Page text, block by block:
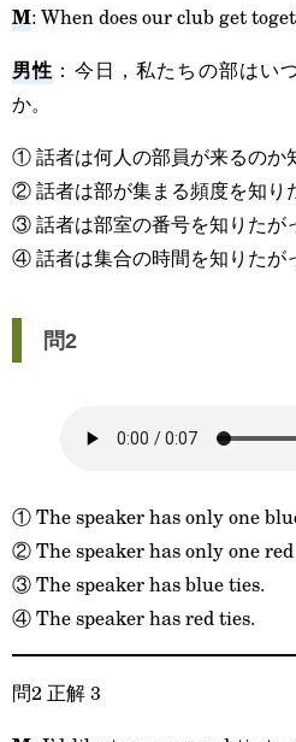
M: When does our club get
男性 ：今日，私たちの部はい
か。
① 話者は何人の部員が来るのか
② 話者は部が集まる頻度を知り
③ 話者は部室の番号を知りたが
④ 話者は集合の時間を知りたが
問2
① The speaker has only one
② The speaker has only one
③ The speaker has blue ties.
④ The speaker has red ties.
問2 正解 3